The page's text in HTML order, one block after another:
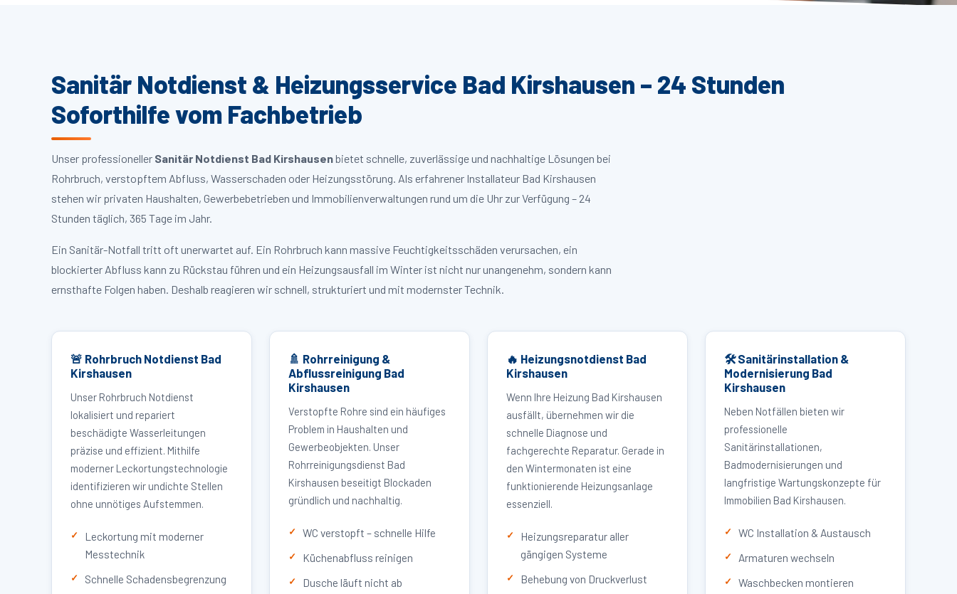
Sanitär Notdienst & Heizungsservice Bad Kirshausen – 24 Stunden
Soforthilfe vom Fachbetrieb
Unser professioneller Sanitär Notdienst Bad Kirshausenbietet schnelle, zuverlässige und nachhaltige Lösungen bei
Rohrbruch, verstopftem Abfluss, Wasserschaden oder Heizungsstörung. Als erfahrener Installateur Bad Kirshausen
stehen wir privaten Haushalten, Gewerbebetrieben und Immobilienverwaltungen rund um die Uhr zur Verfügung – 24
Stunden täglich, 365 Tage im Jahr.
Ein Sanitär-Notfall tritt oft unerwartet auf. Ein Rohrbruch kann massive Feuchtigkeitsschäden verursachen, ein
blockierter Abfluss kann zu Rückstau führen und ein Heizungsausfall im Winter ist nicht nur unangenehm, sondern kann
ernsthafte Folgen haben. Deshalb reagieren wir schnell, strukturiert und mit modernster Technik.
🚨 Rohrbruch Notdienst Bad
Kirshausen
Unser Rohrbruch Notdienst
lokalisiert und repariert
beschädigte Wasserleitungen
präzise und effizient. Mithilfe
moderner Leckortungstechnologie
identifizieren wir undichte Stellen
ohne unnötiges Aufstemmen.
Leckortung mit moderner
Messtechnik
Schnelle Schadensbegrenzung
🚿 Rohrreinigung &
Abflussreinigung Bad
Kirshausen
Verstopfte Rohre sind ein häufiges
Problem in Haushalten und
Gewerbeobjekten. Unser
Rohrreinigungsdienst Bad
Kirshausen beseitigt Blockaden
gründlich und nachhaltig.
WC verstopft – schnelle Hilfe
Küchenabfluss reinigen
Dusche läuft nicht ab
🔥 Heizungsnotdienst Bad
Kirshausen
Wenn Ihre Heizung Bad Kirshausen
ausfällt, übernehmen wir die
schnelle Diagnose und
fachgerechte Reparatur. Gerade in
den Wintermonaten ist eine
funktionierende Heizungsanlage
essenziell.
Heizungsreparatur aller
gängigen Systeme
Behebung von Druckverlust
🛠 Sanitärinstallation &
Modernisierung Bad
Kirshausen
Neben Notfällen bieten wir
professionelle
Sanitärinstallationen,
Badmodernisierungen und
langfristige Wartungskonzepte für
Immobilien Bad Kirshausen.
WC Installation & Austausch
Armaturen wechseln
Waschbecken montieren